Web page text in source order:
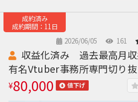
成約済み
成約期間：11日
2026/06/05
161
収益化済み 過去最高月
有名Vtuber事務所専門切り
¥80,000 値下げ